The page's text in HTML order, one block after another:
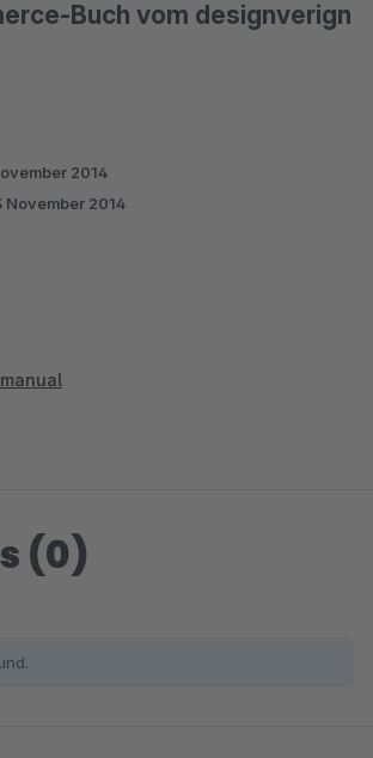
Buch vom designverign
2014
November 2014
(0)